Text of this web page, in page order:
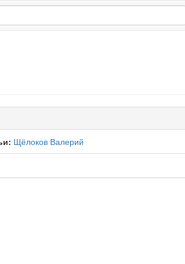
Щёлоков Валерий